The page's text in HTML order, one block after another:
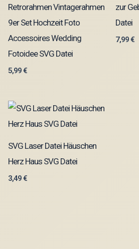
Retrorahmen Vintagerahmen
9er Set Hochzeit Foto
Accessoires Wedding
Fotoidee SVG Datei
5,99€
zur
Datei
7,99€
SVG Laser Datei Häuschen
Herz Haus SVG Datei
3,49€